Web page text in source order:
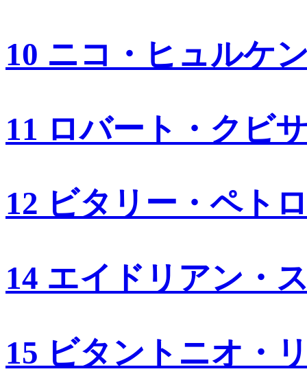
10 ニコ・ヒュルケ
11 ロバート・クビ
12 ビタリー・ペト
14 エイドリアン・
15 ビタントニオ・